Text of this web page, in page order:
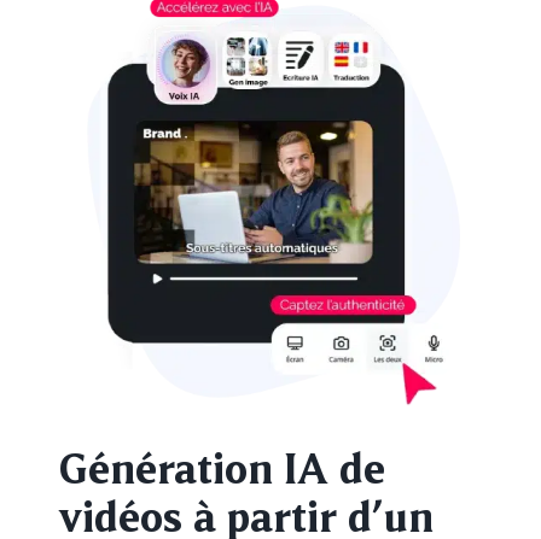
Génération IA de
vidéos à partir d’un